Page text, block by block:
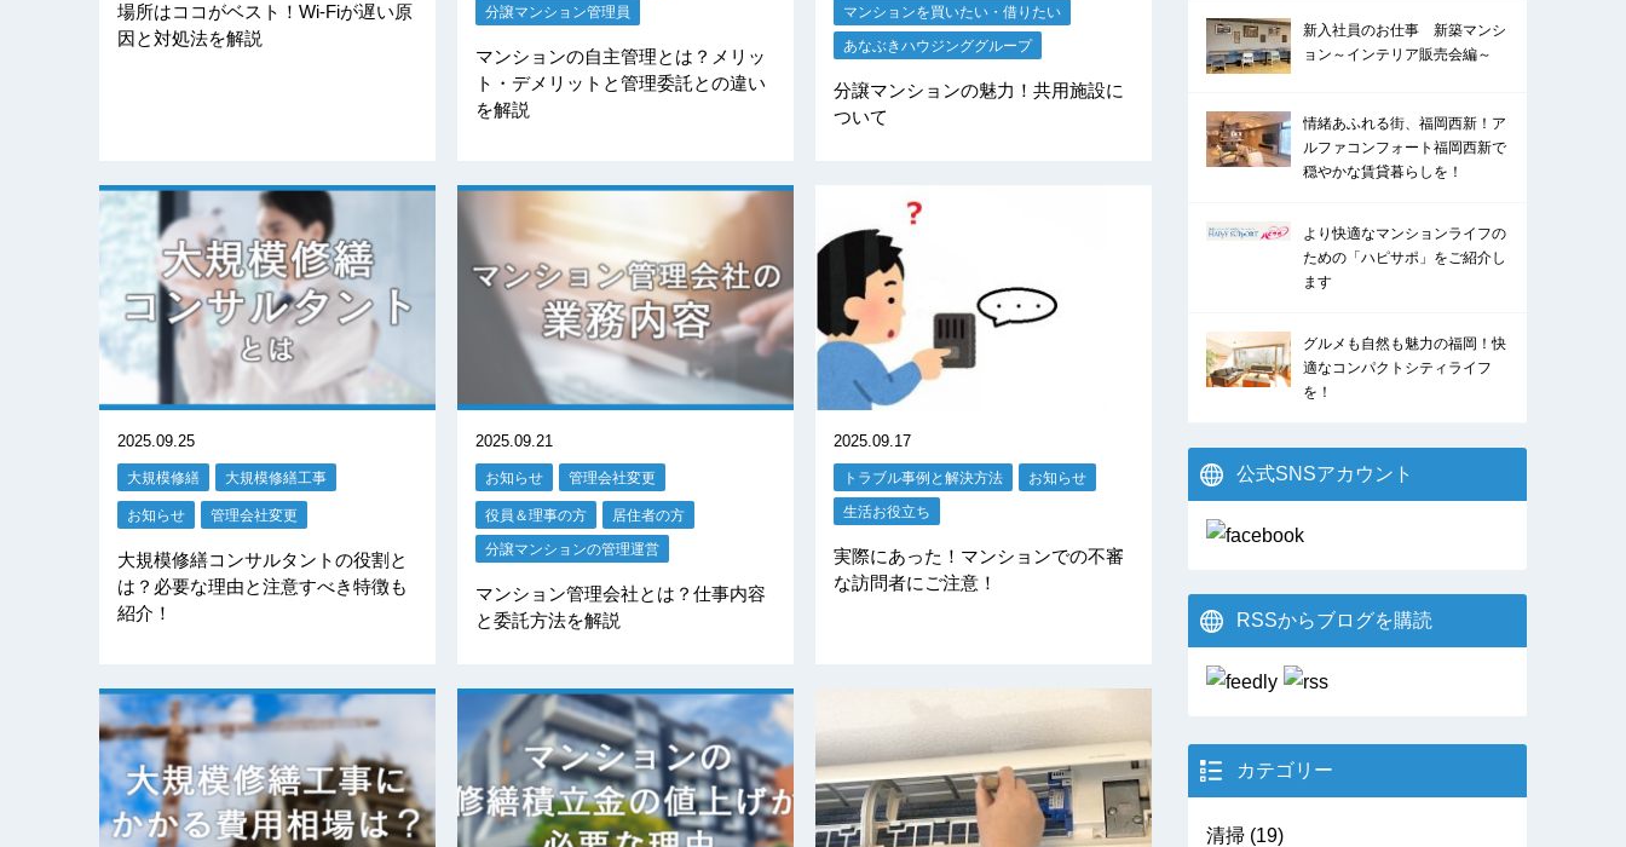
場所はココがベスト！Wi-Fiが遅い原
因と対処法を解説
分譲マンション管理員
マンションの自主管理とは？メリッ
ト・デメリットと管理委託との違い
を解説
マンションを買いたい・借りたい
あなぶきハウジンググループ
分譲マンションの魅力！共用施設に
ついて
2025.09.25
大規模修繕 大規模修繕工事
お知らせ 管理会社変更
大規模修繕コンサルタントの役割と
は？必要な理由と注意すべき特徴も
紹介！
2025.09.21
お知らせ 管理会社変更
役員＆理事の方 居住者の方
分譲マンションの管理運営
マンション管理会社とは？仕事内容
と委託方法を解説
2025.09.17
トラブル事例と解決方法 お知らせ
生活お役立ち
実際にあった！マンションでの不審
な訪問者にご注意！
新入社員のお仕事 新築マンシ
ョン～インテリア販売会編～
情緒あふれる街、福岡西新！ア
ルファコンフォート福岡西新で
穏やかな賃貸暮らしを！
より快適なマンションライフの
ための「ハピサポ」をご紹介し
ます
グルメも自然も魅力の福岡！快
適なコンパクトシティライフ
を！
公式SNSアカウント
RSSからブログを購読
カテゴリー
清掃 (19)